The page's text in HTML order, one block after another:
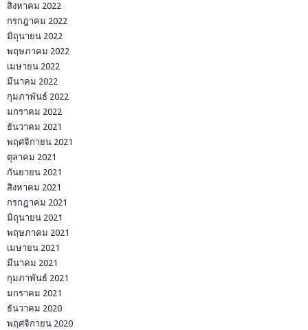
สิงหาคม 2022
กรกฎาคม 2022
มิถุนายน 2022
พฤษภาคม 2022
เมษายน 2022
มีนาคม 2022
กุมภาพันธ์ 2022
มกราคม 2022
ธันวาคม 2021
พฤศจิกายน 2021
ตุลาคม 2021
กันยายน 2021
สิงหาคม 2021
กรกฎาคม 2021
มิถุนายน 2021
พฤษภาคม 2021
เมษายน 2021
มีนาคม 2021
กุมภาพันธ์ 2021
มกราคม 2021
ธันวาคม 2020
พฤศจิกายน 2020